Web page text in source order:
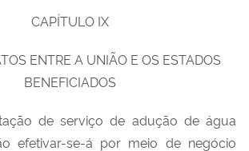
CAPÍTULO IX
ENTRE A UNIÃO E OS ESTADOS
BENEFICIADOS
de serviço de adução de água
efetivar-se-á por meio de negócio